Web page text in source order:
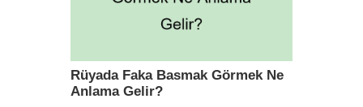
Rüyada Faka Basmak Görmek Ne
Anlama Gelir?